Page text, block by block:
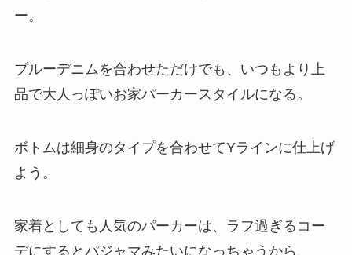
ー。
ブルーデニムを合わせただけでも、いつもより上
品で大人っぽいお家パーカースタイルになる。
ボトムは細身のタイプを合わせてYラインに仕上げ
よう。
家着としても人気のパーカーは、ラフ過ぎるコー
デにするとパジャマみたいになっちゃうから、